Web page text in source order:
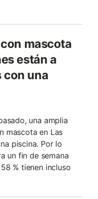
mascota
están a
con una
una amplia
mascota en Las
piscina. Por lo
un fin de semana
% tienen incluso